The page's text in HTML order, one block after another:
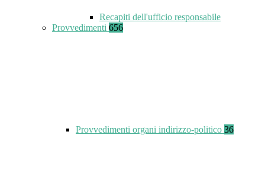
Recapiti dell'ufficio responsabile
Provvedimenti 656
Provvedimenti organi indirizzo-politico 36